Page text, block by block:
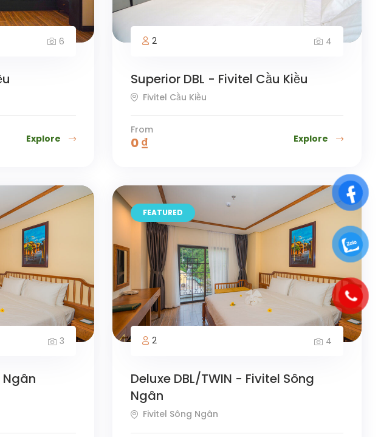
6
Explore
2 4
Superior DBL - Fivitel Cầu Kiều
Fivitel Cầu Kiều
From
0₫ Explore
3
Ngân
FEATURED
2 4
Deluxe DBL/TWIN - Fivitel Sông
Ngân
Fivitel Sông Ngân